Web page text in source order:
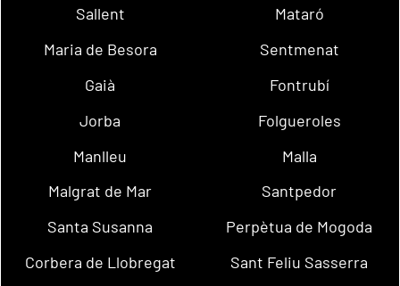
Sallent
Mataró
Maria de Besora
Sentmenat
Gaià
Fontrubí
Jorba
Folgueroles
Manlleu
Malla
Malgrat de Mar
Santpedor
Santa Susanna
Perpètua de Mogoda
Corbera de Llobregat
Sant Feliu Sasserra